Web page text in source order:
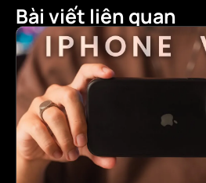
Bài viết liên quan